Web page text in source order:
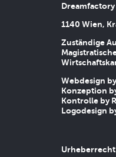
1140 Wien,
Zuständige
Webdesign
Konzeption
Kontrolle by
Logodesign
Urheberrecht